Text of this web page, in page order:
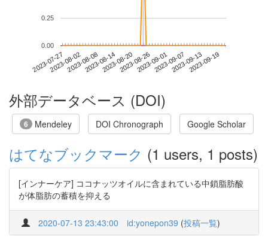
2023-07-272023-08-022023-08-082023-08-142023-08-202023-08-262023-09-012023-09-072023-09-132023-09-19
0.00
0.25
外部データベース (DOI)
6 Mendeley DOI Chronograph Google Scholar
はてなブックマーク (1 users, 1 posts)
[インナーケア] ココナッツオイルに含まれている中鎖脂肪酸
が体脂肪の蓄積を抑える
2020-07-13 23:43:00 id:yonepon39 (投稿一覧)